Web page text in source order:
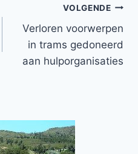
VOLGENDE
Verloren voorwerpen
in trams gedoneerd
aan hulporganisaties